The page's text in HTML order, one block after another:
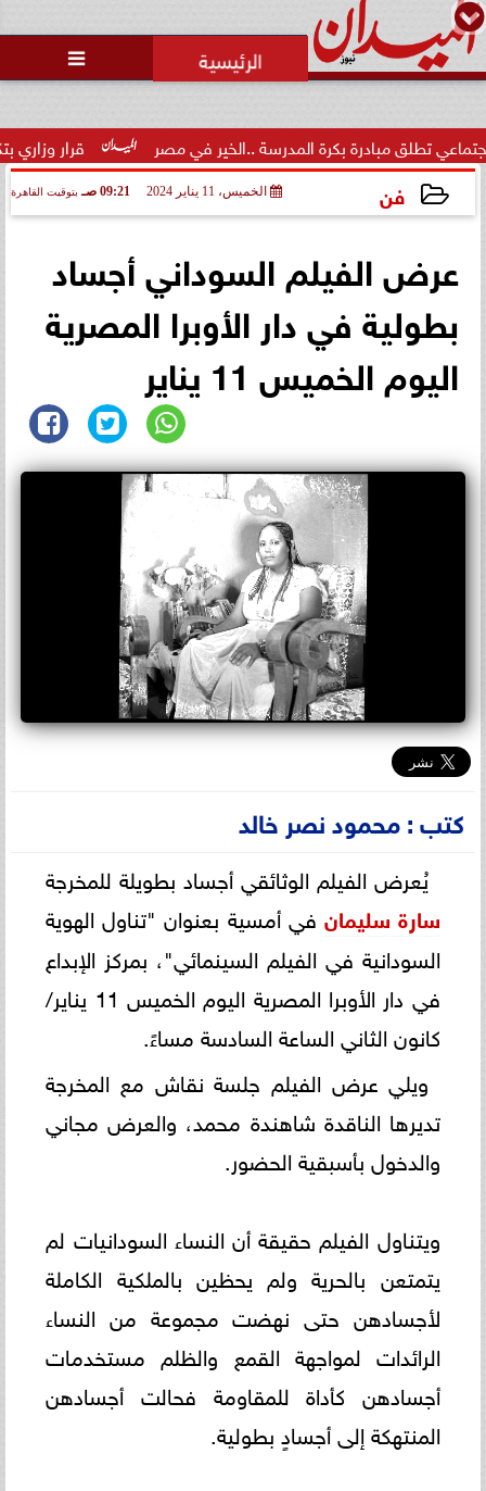

قرار وزاري بتكليف مبادرة بكرة المدرسة ..الخير في مصر
فن الخميس، 11 يناير 2024 09:21 صـ بتوقيت القاهرة
عرض الفيلم السوداني أجساد
بطولية في دار الأوبرا المصرية
اليوم الخميس 11 يناير
كتب : محمود نصر خالد
يُعرض الفيلم الوثائقي أجساد بطويلة للمخرجة
سارة سليمان في أمسية بعنوان "تناول الهوية
السودانية في الفيلم السينمائي"، بمركز الإبداع
في دار الأوبرا المصرية اليوم الخميس 11 يناير/
كانون الثاني الساعة السادسة مساءً.
ويلي عرض الفيلم جلسة نقاش مع المخرجة
تديرها الناقدة شاهندة محمد، والعرض مجاني
والدخول بأسبقية الحضور.
ويتناول الفيلم حقيقة أن النساء السودانيات لم
يتمتعن بالحرية ولم يحظين بالملكية الكاملة
لأجسادهن حتى نهضت مجموعة من النساء
الرائدات لمواجهة القمع والظلم مستخدمات
أجسادهن كأداة للمقاومة فحالت أجسادهن
المنتهكة إلى أجسادٍ بطولية.